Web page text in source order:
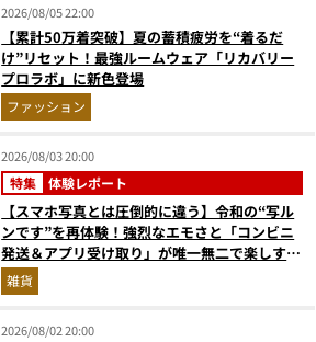
2026/08/05 22:00
【累計50万着突破】夏の蓄積疲労を“着るだ
け”リセット！最強ルームウェア「リカバリー
プロラボ」に新色登場
ファッション
2026/08/03 20:00
特集 体験レポート
【スマホ写真とは圧倒的に違う】令和の“写ル
ンです”を再体験！強烈なエモさと「コンビニ
発送＆アプリ受け取り」が唯一無二で楽しすぎ
た雑貨
2026/08/02 20:00